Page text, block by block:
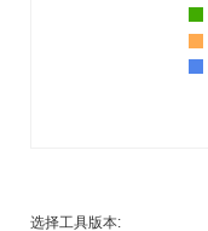
选择工具版本: